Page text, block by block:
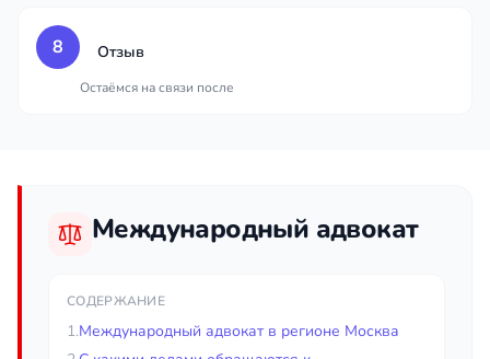
8 Отзыв
Остаёмся на связи после
Международный адвокат
СОДЕРЖАНИЕ
1.Международный адвокат в регионе Москва